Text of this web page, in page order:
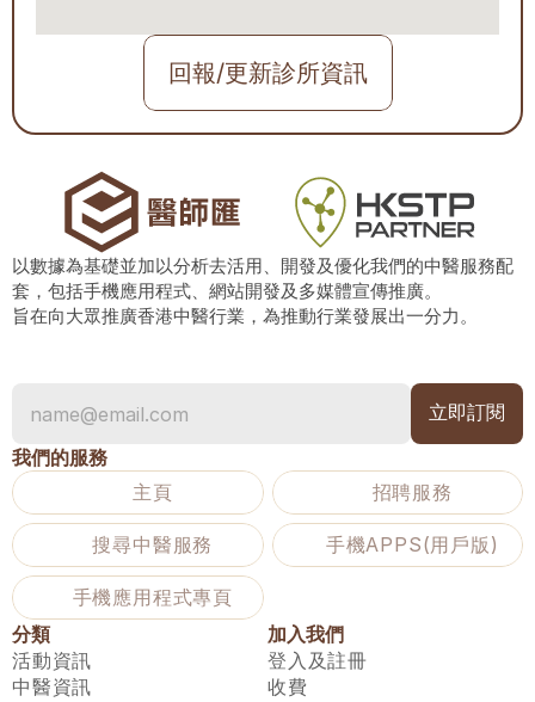
回報/更新診所資訊
以數據為基礎並加以分析去活用、開發及優化我們的中醫服務配
套，包括手機應用程式、網站開發及多媒體宣傳推廣。
旨在向大眾推廣香港中醫行業，為推動行業發展出一分力。
我們的服務
主頁
招聘服務
搜尋中醫服務 手機APPS(用戶版)
手機應用程式專頁
分類
活動資訊
中醫資訊
加入我們
登入及註冊
收費